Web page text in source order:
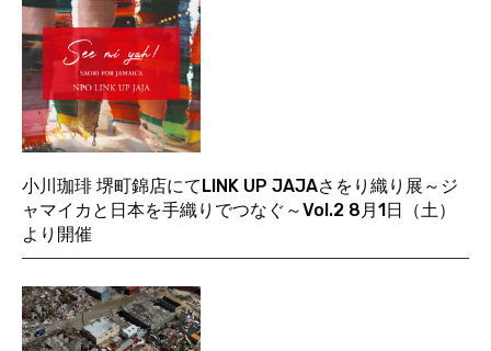
小川珈琲 堺町錦店にてLINK UP JAJAさをり織り展～ジ
ャマイカと日本を手織りでつなぐ～Vol.2 8月1日（土）
より開催